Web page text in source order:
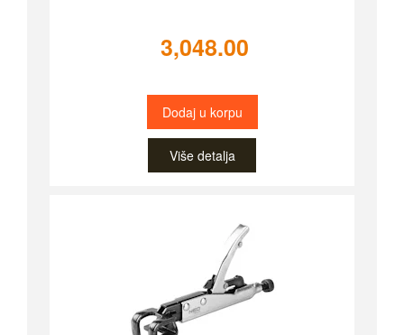
3,048.00
Dodaj u korpu
Više detalja